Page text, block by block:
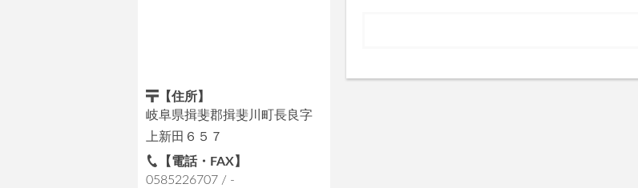
【住所】
岐阜県揖斐郡揖斐川町長良字
上新田６５７
【電話・FAX】
0585226707 / -